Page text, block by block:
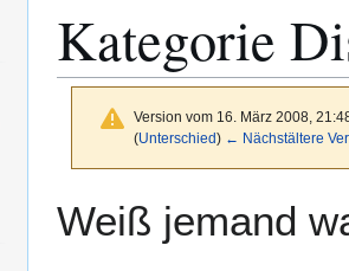
Kategorie
Version vom 16. März 2008,
(Unterschied) ← Nächstältere
Navigation
Suche
Weiß jemand